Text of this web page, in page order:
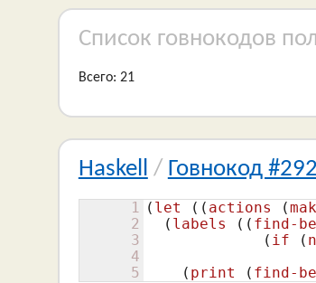
Список говнокодов
Всего: 21
Haskell / Говнокод
1
2
3
4
5
( let ( ( actions (
( labels ( ( find-
( if (
( print ( find-